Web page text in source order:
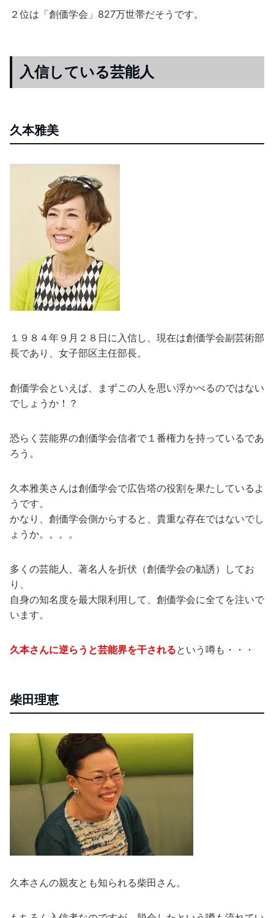
２位は「創価学会」827万世帯だそうです。
入信している芸能人
久本雅美
１９８４年９月２８日に入信し、現在は創価学会副芸術部
長であり、女子部区主任部長。
創価学会といえば、まずこの人を思い浮かべるのではない
でしょうか！？
恐らく芸能界の創価学会信者で１番権力を持っているであ
ろう。
久本雅美さんは創価学会で広告塔の役割を果たしているよ
うです。
かなり、創価学会側からすると、貴重な存在ではないでし
ょうか。。。。
多くの芸能人、著名人を折伏（創価学会の勧誘）してお
り、
自身の知名度を最大限利用して、創価学会に全てを注いで
います。
久本さんに逆らうと芸能界を干されるという噂も・・・
柴田理恵
久本さんの親友とも知られる柴田さん。